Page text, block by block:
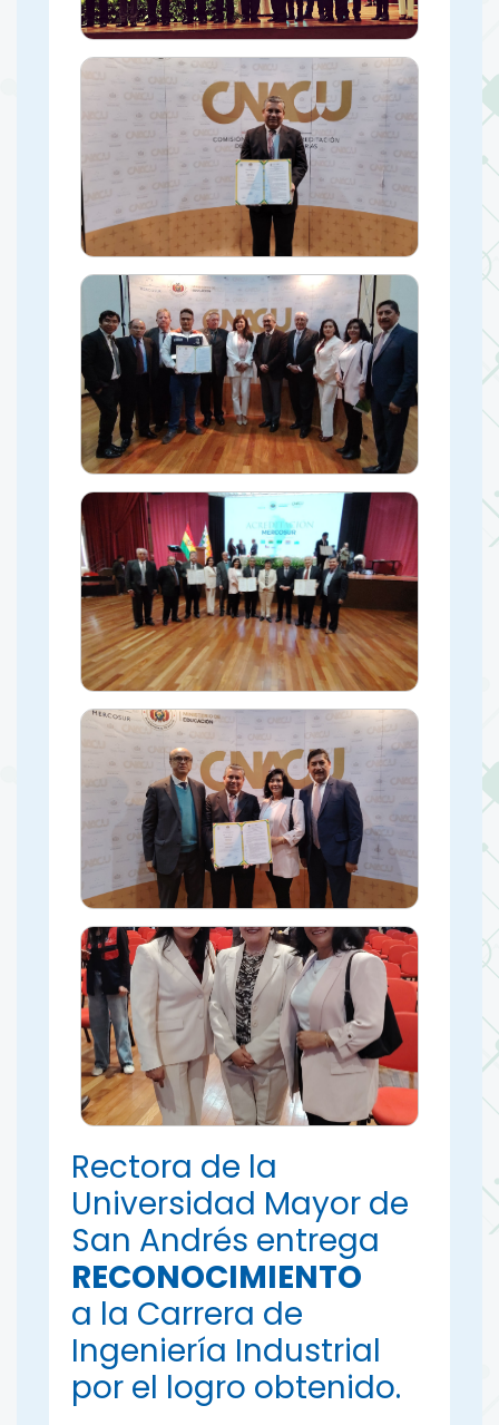
Rectora de la
Universidad Mayor de
San Andrés entrega
RECONOCIMIENTO
a la Carrera de
Ingeniería Industrial
por el logro obtenido.